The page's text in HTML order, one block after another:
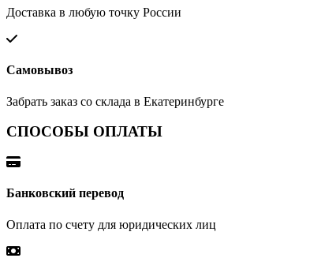
Доставка в любую точку России
Самовывоз
Забрать заказ со склада в Екатеринбурге
СПОСОБЫ ОПЛАТЫ
Банковский перевод
Оплата по счету для юридических лиц